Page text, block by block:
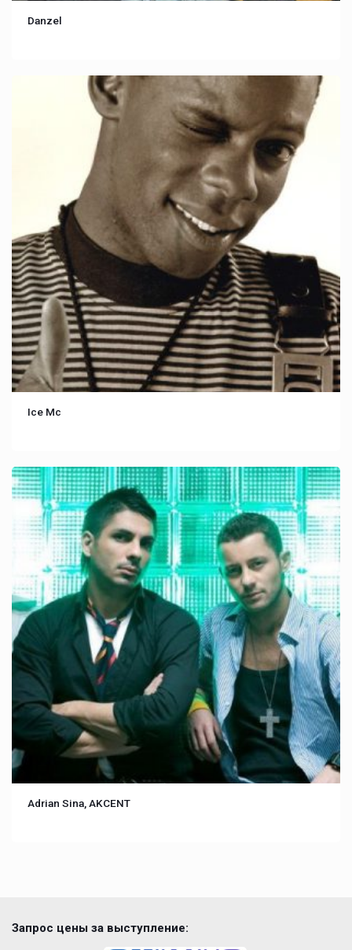
Danzel
Ice Mc
Adrian Sina, AKCENT
Запрос цены за выступление: